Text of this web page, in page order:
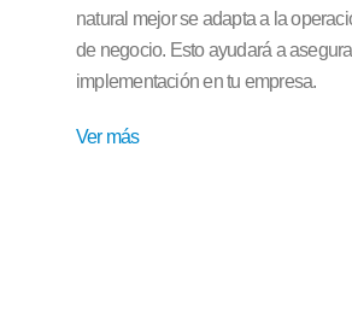
natural mejor se adapta a la
de negocio. Esto ayudará a
implementación en tu empresa.
Ver más